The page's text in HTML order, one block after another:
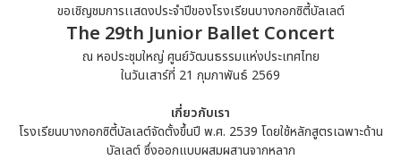
ขอเชิญชมการเเสดงประจำปีของโรงเรียนบางกอกซิตี้บัลเลต์
The 29th Junior Ballet Concert
ณ หอประชุมใหญ่ ศูนย์วัฒนธรรมแห่งประเทศไทย
ในวันเสาร์ที่ 21 กุมภาพันธ์ 2569
เกี่ยวกับเรา
โรงเรียนบางกอกซิตี้บัลเลต์จัดตั้งขึ้นปี พ.ศ. 2539 โดยใช้หลักสูตรเฉพาะด้าน
บัลเลต์ ซึ่งออกแบบผสมผสานจากหลาก